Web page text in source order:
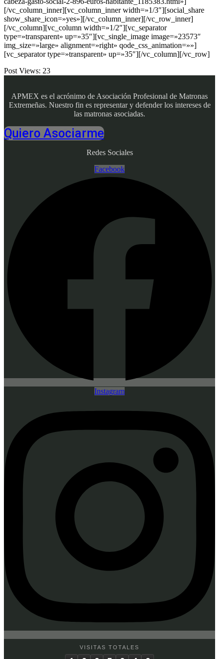
[/vc_column_inner][vc_column_inner width=»1/3″][social_share
show_share_icon=»yes»][/vc_column_inner][/vc_row_inner]
[/vc_column][vc_column width=»1/2″][vc_separator
type=»transparent» up=»35″][vc_single_image image=»23573″
img_size=»large» alignment=»right» qode_css_animation=»»]
[vc_separator type=»transparent» up=»35″][/vc_column][/vc_row]
Post Views: 23
APMEX es el acrónimo de Asociación Profesional de Matronas
Extremeñas. Nuestro fin es representar y defender los intereses de
las matronas asociadas.
Quiero Asociarme
Redes Sociales
Facebook
Instagram
VISITAS TOTALES